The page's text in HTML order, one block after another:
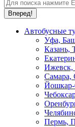
Автобусные
Уфа,
Казань,
Ижевск,
Самара,
Пермь,